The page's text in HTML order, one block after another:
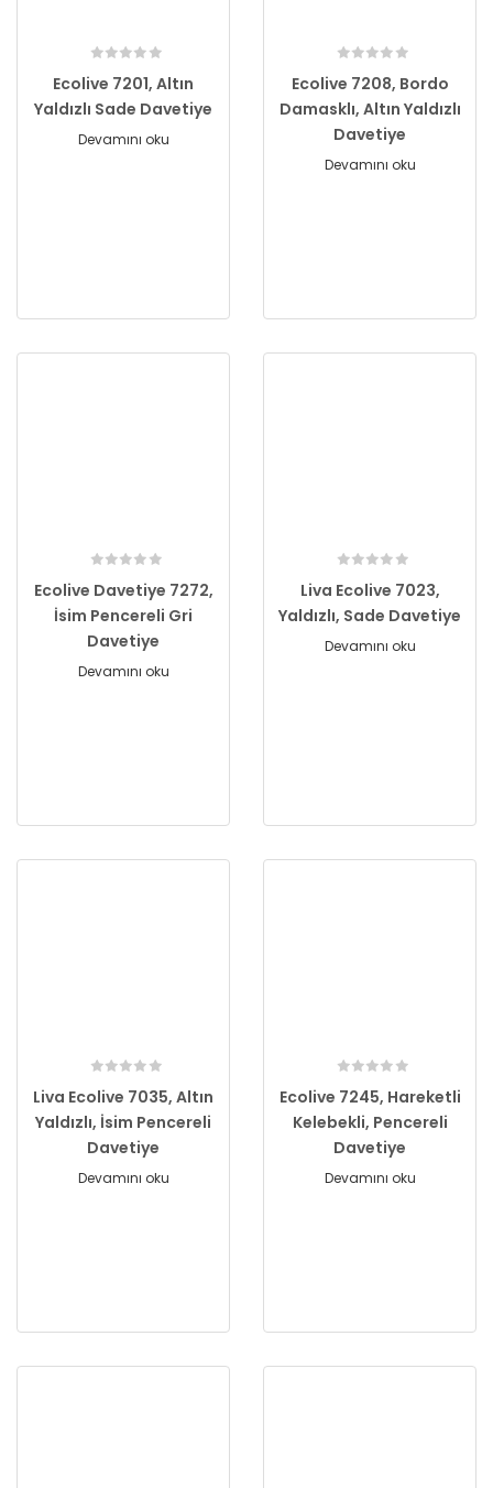
Ecolive 7201, Altın
Yaldızlı Sade Davetiye
Devamını oku
Ecolive 7208, Bordo
Damasklı, Altın Yaldızlı
Davetiye
Devamını oku
Ecolive Davetiye 7272,
İsim Pencereli Gri
Davetiye
Devamını oku
Liva Ecolive 7023,
Yaldızlı, Sade Davetiye
Devamını oku
Liva Ecolive 7035, Altın
Yaldızlı, İsim Pencereli
Davetiye
Devamını oku
Ecolive 7245, Hareketli
Kelebekli, Pencereli
Davetiye
Devamını oku